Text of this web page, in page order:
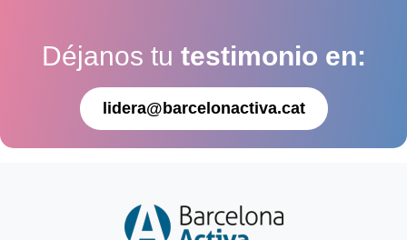
Déjanos tu testimonio en:
lidera@barcelonactiva.cat